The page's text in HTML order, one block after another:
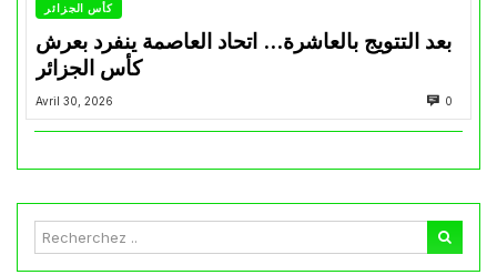
كأس الجزائر
بعد التتويج بالعاشرة… اتحاد العاصمة ينفرد بعرش
كأس الجزائر
Avril 30, 2026 0